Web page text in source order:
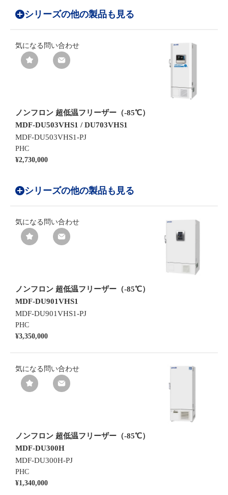
シリーズの他の製品も見る
気になる 問い合わせ
ノンフロン 超低温フリーザー（-85℃）
MDF-DU503VHS1 / DU703VHS1
MDF-DU503VHS1-PJ
PHC
¥2,730,000
シリーズの他の製品も見る
気になる 問い合わせ
ノンフロン 超低温フリーザー（-85℃）
MDF-DU901VHS1
MDF-DU901VHS1-PJ
PHC
¥3,350,000
気になる 問い合わせ
ノンフロン 超低温フリーザー（-85℃）
MDF-DU300H
MDF-DU300H-PJ
PHC
¥1,340,000